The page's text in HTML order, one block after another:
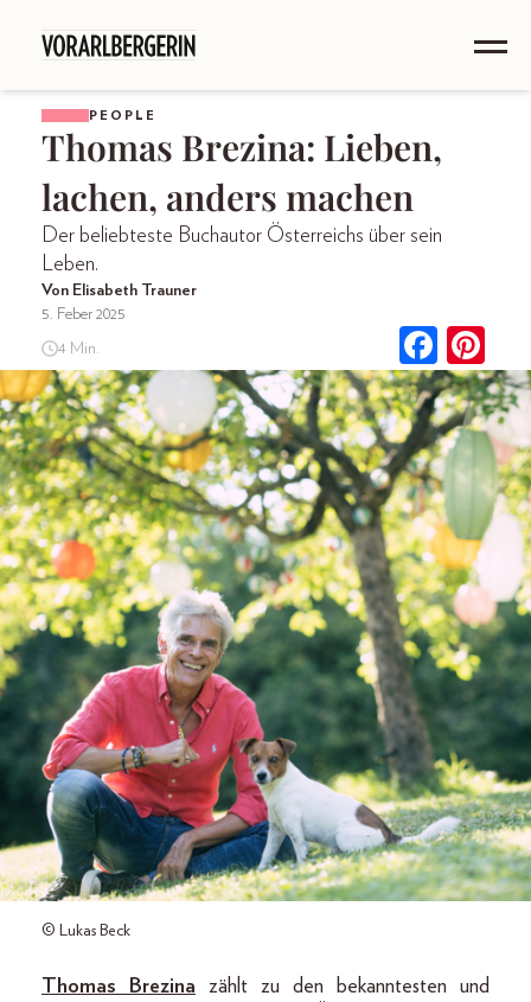
PEOPLE
Thomas Brezina: Lieben,
lachen, anders machen
Der beliebteste Buchautor Österreichs über sein
Leben.
Von Elisabeth Trauner
5. Feber 2025
4 Min.
© Lukas Beck
Thomas Brezina zählt zu den bekanntesten und